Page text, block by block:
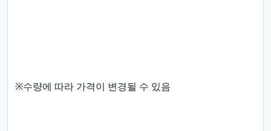
※수량에 따라 가격이 변경될 수 있음